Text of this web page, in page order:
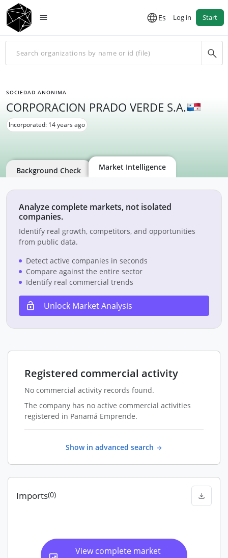
Es Log in Start
SOCIEDAD ANONIMA
CORPORACION PRADO VERDE S.A.
Incorporated: 14 years ago
Background Check Market Intelligence
Analyze complete markets, not isolated
companies.
Identify real growth, competitors, and opportunities
from public data.
Detect active companies in seconds
Compare against the entire sector
Identify real commercial trends
Unlock Market Analysis
Registered commercial activity
No commercial activity records found.
The company has no active commercial activities
registered in Panamá Emprende.
Show in advanced search
Imports(0)
View complete market